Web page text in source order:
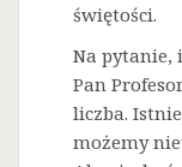
świętości.
Na pytanie,
Pan
liczba.
możemy